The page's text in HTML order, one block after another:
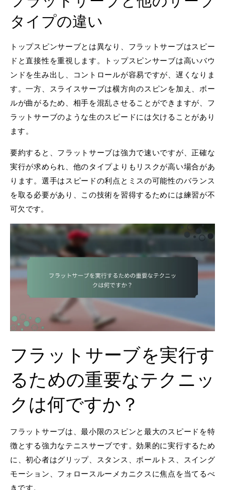
タイプの違い
トップスピンサーブとは異なり、フラットサーブはスピー
ドと直接性を重視します。トップスピンサーブは高いバウ
ンドを生み出し、コントロールが容易ですが、遅くなりま
す。一方、スライスサーブは横方向のスピンを加え、ボー
ルが曲がるため、相手を混乱させることができますが、フ
ラットサーブのような生のスピードには欠けることがあり
ます。
要約すると、フラットサーブは強力で速いですが、正確な
実行が求められ、他のタイプよりもリスクが高い場合があ
ります。選手はスピードの利点とミスの可能性のバランス
を取る必要があり、この技術を習得するためには練習が不
可欠です。
フラットサーブを実行す
るための重要なテクニッ
クは何ですか？
フラットサーブは、最小限のスピンと最大のスピードを特
徴とする強力なテニスサーブです。効果的に実行するため
に、初心者はグリップ、スタンス、ボールトス、スイング
モーション、フォロースルーメカニクスに焦点を当てるべ
きです。